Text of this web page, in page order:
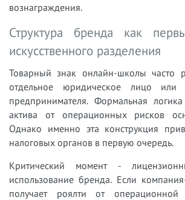
вознаграждения.
Структура бренда как
искусственного разделения
Товарный знак онлайн-школы часто
отдельное юридическое лицо или
предпринимателя. Формальная
актива от операционных рисков
Однако именно эта конструкция
налоговых органов в первую очередь.
Критический момент -
использование бренда. Если
получает роялти от